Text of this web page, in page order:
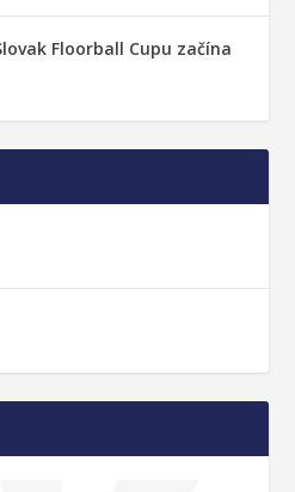
Floorball Cupu začína